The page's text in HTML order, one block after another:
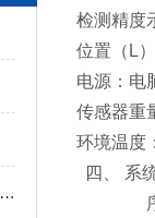
超声波探伤仪在使用前需要了解哪些内容呢
检测精
位置（L
电源：
传感器重
环境温度
四、 系